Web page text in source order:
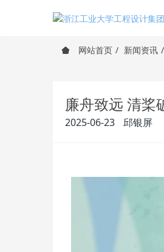
网站首页 新闻资讯
廉舟致远 清
2025-06-23 邱银屏